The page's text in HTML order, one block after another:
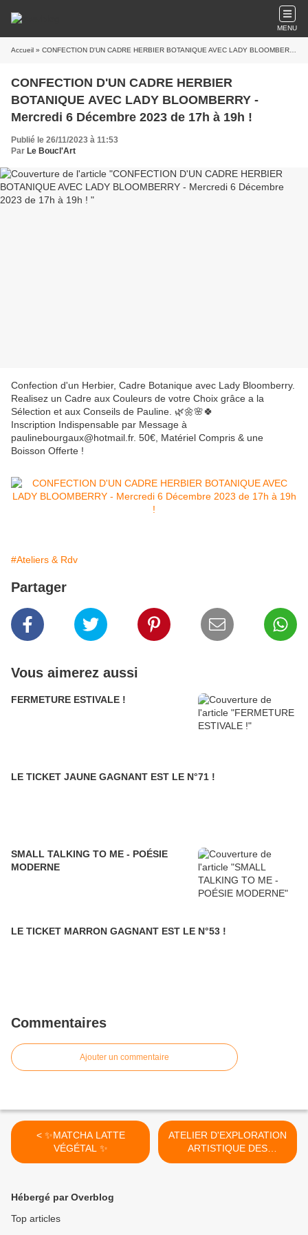
MENU
Accueil » CONFECTION D'UN CADRE HERBIER BOTANIQUE AVEC LADY BLOOMBERRY - Mercredi 6 Décembre 2023 de 17h à 19h !
CONFECTION D'UN CADRE HERBIER
BOTANIQUE AVEC LADY BLOOMBERRY -
Mercredi 6 Décembre 2023 de 17h à 19h !
Publié le 26/11/2023 à 11:53
Par Le Boucl'Art
Confection d'un Herbier, Cadre Botanique avec Lady Bloomberry.
Realisez un Cadre aux Couleurs de votre Choix grâce a la
Sélection et aux Conseils de Pauline. 🌿🌼🌸🍀
Inscription Indispensable par Message à
paulinebourgaux@hotmail.fr. 50€, Matériel Compris & une
Boisson Offerte !
#Ateliers & Rdv
Partager
Vous aimerez aussi
FERMETURE ESTIVALE !
LE TICKET JAUNE GAGNANT EST LE N°71 !
SMALL TALKING TO ME - POÉSIE
MODERNE
LE TICKET MARRON GAGNANT EST LE N°53 !
Commentaires
Ajouter un commentaire
< ✨️MATCHA LATTE
VÉGÉTAL ✨️
ATELIER D'EXPLORATION
ARTISTIQUE DES
TECHNIQUES SÈCHES
Hébergé par Overblog
Top articles